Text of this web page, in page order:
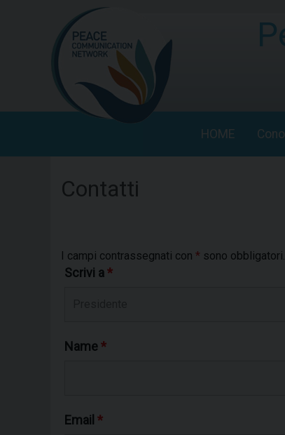
HOME
Contatti
I campi contrassegnati con * sono obbligatori.
Scrivi a*
Name*
Email *